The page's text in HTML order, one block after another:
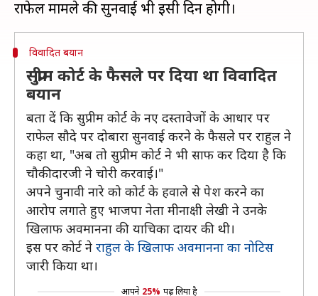
विवादित बयान
सुप्रीम कोर्ट के फैसले पर दिया था विवादित
बयान
बता दें कि सुप्रीम कोर्ट के नए दस्तावेजों के आधार पर
राफेल सौदे पर दोबारा सुनवाई करने के फैसले पर राहुल ने
कहा था, "अब तो सुप्रीम कोर्ट ने भी साफ कर दिया है कि
चौकीदारजी ने चोरी करवाई।"
अपने चुनावी नारे को कोर्ट के हवाले से पेश करने का
आरोप लगाते हुए भाजपा नेता मीनाक्षी लेखी ने उनके
खिलाफ अवमानना की याचिका दायर की थी।
इस पर कोर्ट ने राहुल के खिलाफ अवमानना का नोटिस
जारी किया था।
आपने 25% पढ़ लिया है